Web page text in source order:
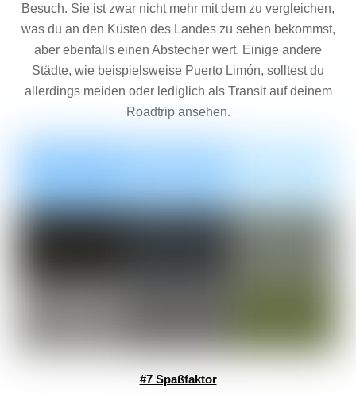
Besuch. Sie ist zwar nicht mehr mit dem zu vergleichen,
was du an den Küsten des Landes zu sehen bekommst,
aber ebenfalls einen Abstecher wert. Einige andere
Städte, wie beispielsweise Puerto Limón, solltest du
allerdings meiden oder lediglich als Transit auf deinem
Roadtrip ansehen.
#7 Spaßfaktor